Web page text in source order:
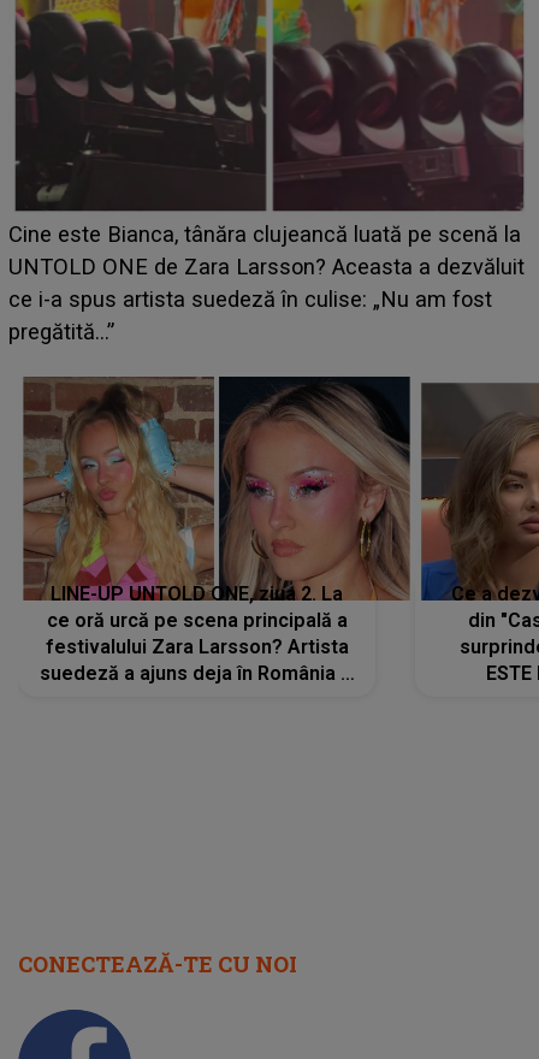
HOROSCOP 11 august 2026. Marte intră în Rac și
aduce tensiuni uriașe pentru o zodie! Conflictele
izbucnesc din senin în jurul ei, iar o situație dificilă
scapă de sub control
LINE-UP UNTOLD ONE, ziua 2. La
ce oră urcă pe scena principală a
festivalului Zara Larsson? Artista
suedeză a ajuns deja în România și
Ce a
din
CONECTEAZĂ-TE CU NOI